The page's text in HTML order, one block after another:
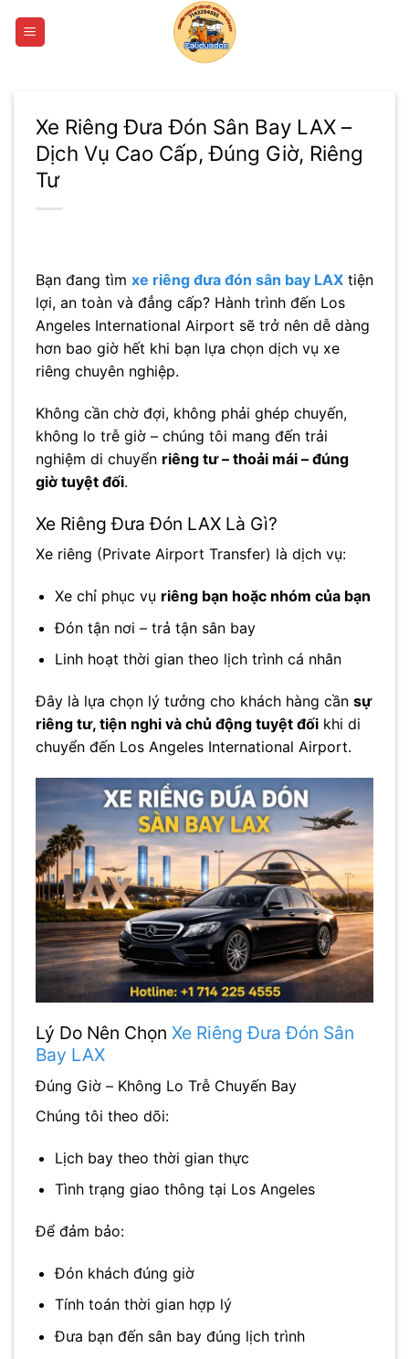
qua
Xe Riêng Đưa Đón Sân Bay LAX –
Dịch Vụ Cao Cấp, Đúng Giờ, Riêng
Tư
Bạn đang tìm xe riêng đưa đón sân bay LAX tiện
lợi, an toàn và đẳng cấp? Hành trình đến Los
Angeles International Airport sẽ trở nên dễ dàng
hơn bao giờ hết khi bạn lựa chọn dịch vụ xe
riêng chuyên nghiệp.
Không cần chờ đợi, không phải ghép chuyến,
không lo trễ giờ – chúng tôi mang đến trải
nghiệm di chuyển riêng tư – thoải mái – đúng
giờ tuyệt đối.
Xe Riêng Đưa Đón LAX Là Gì?
Xe riêng (Private Airport Transfer) là dịch vụ:
Xe chỉ phục vụ riêng bạn hoặc nhóm của bạn
Đón tận nơi – trả tận sân bay
Linh hoạt thời gian theo lịch trình cá nhân
Đây là lựa chọn lý tưởng cho khách hàng cần sự
riêng tư, tiện nghi và chủ động tuyệt đối khi di
chuyển đến Los Angeles International Airport.
Lý Do Nên Chọn Xe Riêng Đưa Đón Sân
Bay LAX
Đúng Giờ – Không Lo Trễ Chuyến Bay
Chúng tôi theo dõi:
Lịch bay theo thời gian thực
Tình trạng giao thông tại Los Angeles
Để đảm bảo:
Đón khách đúng giờ
Tính toán thời gian hợp lý
Đưa bạn đến sân bay đúng lịch trình